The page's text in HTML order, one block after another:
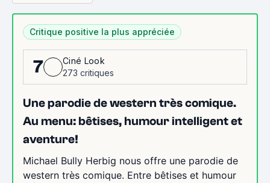
Critique positive la plus appréciée
7
Ciné Look
273 critiques
Une parodie de western très comique.
Au menu: bêtises, humour intelligent et
aventure!
Michael Bully Herbig nous offre une parodie de
western très comique. Entre bêtises et humour